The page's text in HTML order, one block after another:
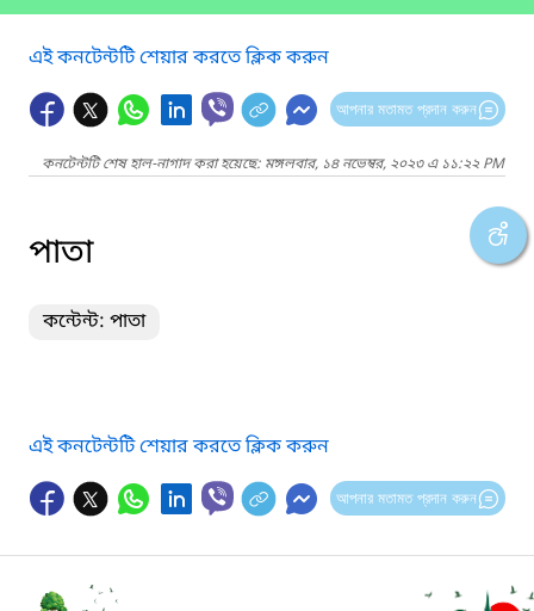
এই কনটেন্টটি শেয়ার করতে ক্লিক করুন
আপনার মতামত প্রদান করুন
কনটেন্টটি শেষ হাল-নাগাদ করা হয়েছে: মঙ্গলবার, ১৪ নভেম্বর, ২০২৩ এ ১১:২২ PM
পাতা
কন্টেন্ট: পাতা
এই কনটেন্টটি শেয়ার করতে ক্লিক করুন
আপনার মতামত প্রদান করুন